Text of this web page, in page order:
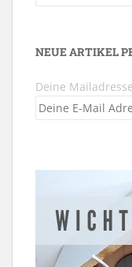
NEUE ARTIKEL
Deine